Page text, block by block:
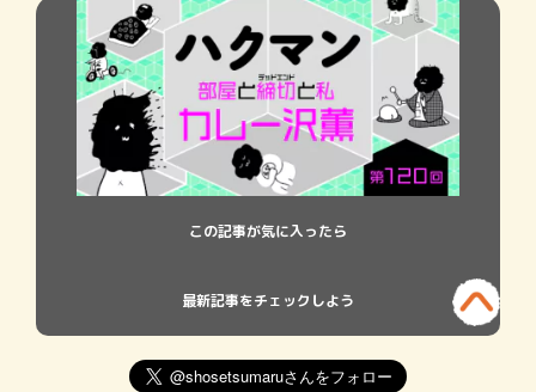
この記事が気に入ったら
最新記事をチェックしよう